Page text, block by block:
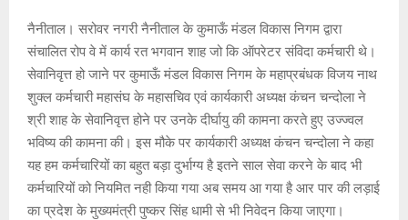
नैनीताल। सरोवर नगरी नैनीताल के कुमाऊँ मंडल विकास निगम द्वारा
संचालित रोप वे में कार्य रत भगवान शाह जो कि ऑपरेटर संविदा कर्मचारी थे।
सेवानिवृत्त हो जाने पर कुमाऊँ मंडल विकास निगम के महाप्रबंधक विजय नाथ
शुक्ल कर्मचारी महासंघ के महासचिव एवं कार्यकारी अध्यक्ष कंचन चन्दोला ने
श्री शाह के सेवानिवृत्त होने पर उनके दीर्घायु की कामना करते हुए उज्ज्वल
भविष्य की कामना की। इस मौके पर कार्यकारी अध्यक्ष कंचन चन्दोला ने कहा
यह हम कर्मचारियों का बहुत बड़ा दुर्भाग्य है इतने साल सेवा करने के बाद भी
कर्मचारियों को नियमित नही किया गया अब समय आ गया है आर पार की लड़ाई
का प्रदेश के मुख्यमंत्री पुष्कर सिंह धामी से भी निवेदन किया जाएगा।